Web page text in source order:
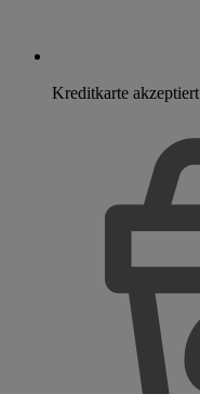
Kreditkarte akzeptiert